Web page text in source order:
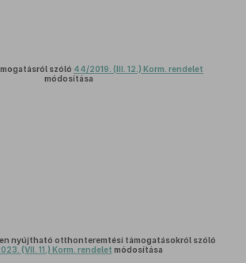
szóló 44/2019. (III. 12.) Korm. rendelet
módosítása
nyújtható otthonteremtési támogatásokról szóló
(VII. 11.) Korm. rendelet módosítása